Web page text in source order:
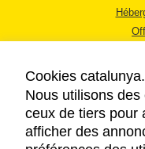
Cookies
Nous utilisons
ceux de tiers pour
afficher des